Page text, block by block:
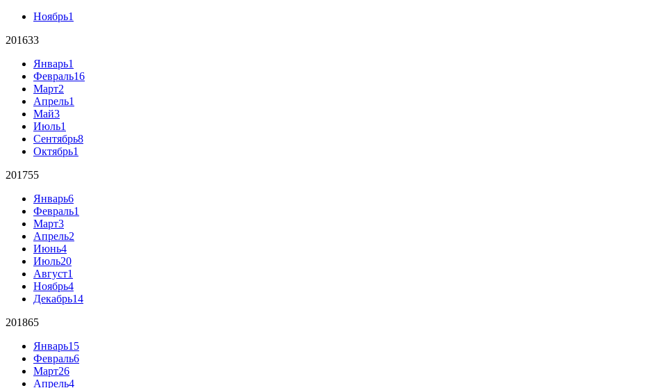
Ноябрь1
201633
Январь1
Февраль16
Март2
Апрель1
Май3
Июль1
Сентябрь8
Октябрь1
201755
Январь6
Февраль1
Март3
Апрель2
Июнь4
Июль20
Август1
Ноябрь4
Декабрь14
201865
Январь15
Февраль6
Март26
Апрель4